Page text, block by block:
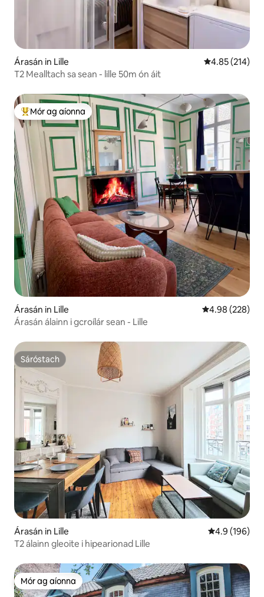
Árasán in Lille Meánrátáil
4.85 (214)
T2 Mealltach sa sean - lille 50m ón áit
An-mhór ag aíonna
Mór ag aíonna
Árasán in Lille Meánrátáil
4.98 (228)
Árasán álainn i gcroílár sean - Lille
Sáróstach
Sáróstach
Árasán in Lille Meánrátáil
4.9 (196)
T2 álainn gleoite i hipearionad Lille
Mór ag aíonna
Mór ag aíonna